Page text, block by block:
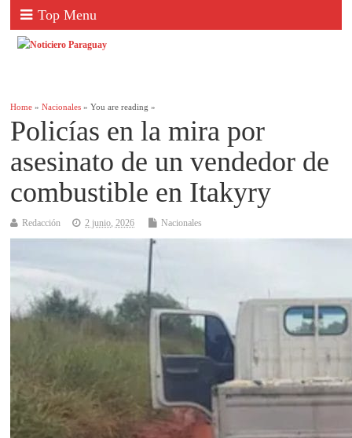
Top Menu
Home »Nacionales » You are reading »
Policías en la mira por
asesinato de un vendedor de
combustible en Itakyry
Redacción 2 junio, 2026 Nacionales